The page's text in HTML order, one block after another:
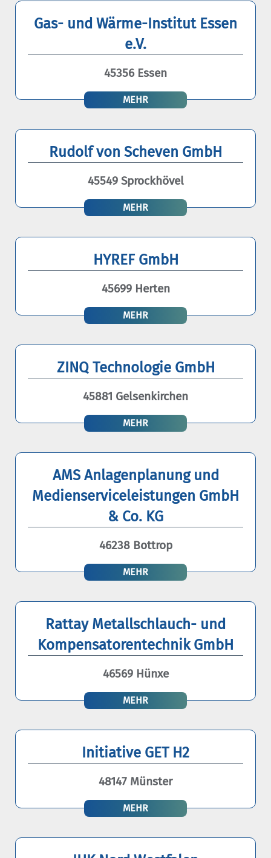
Gas- und Wärme-Institut Essen
e.V.
45356 Essen
MEHR
Rudolf von Scheven GmbH
45549 Sprockhövel
MEHR
HYREF GmbH
45699 Herten
MEHR
ZINQ Technologie GmbH
45881 Gelsenkirchen
MEHR
AMS Anlagenplanung und
Medienserviceleistungen GmbH
& Co. KG
46238 Bottrop
MEHR
Rattay Metallschlauch- und
Kompensatorentechnik GmbH
46569 Hünxe
MEHR
Initiative GET H2
48147 Münster
MEHR